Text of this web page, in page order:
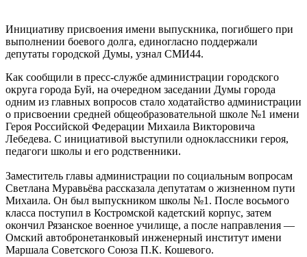
Инициативу присвоения имени выпускника, погибшего при
выполнении боевого долга, единогласно поддержали
депутаты городской Думы, узнал СМИ44.
Как сообщили в пресс-службе администрации городского
округа города Буй, на очередном заседании Думы города
одним из главных вопросов стало ходатайство администрации
о присвоении средней общеобразовательной школе №1 имени
Героя Российской Федерации Михаила Викторовича
Лебедева. С инициативой выступили одноклассники героя,
педагоги школы и его родственники.
Заместитель главы администрации по социальным вопросам
Светлана Муравьёва рассказала депутатам о жизненном пути
Михаила. Он был выпускником школы №1. После восьмого
класса поступил в Костромской кадетский корпус, затем
окончил Рязанское военное училище, а после направления —
Омский автобронетанковый инженерный институт имени
Маршала Советского Союза П.К. Кошевого.